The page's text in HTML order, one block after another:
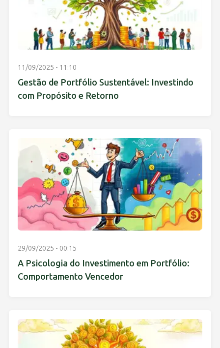
11/09/2025 - 11:10
Gestão de Portfólio Sustentável: Investindo
com Propósito e Retorno
29/09/2025 - 00:15
A Psicologia do Investimento em Portfólio:
Comportamento Vencedor